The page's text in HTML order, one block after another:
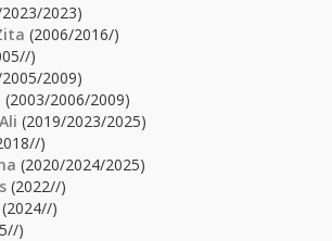
2023)
(2006/2016/)
)
2009)
(2003/2006/2009)
(2019/2023/2025)
)
(2020/2024/2025)
(2022//)
(2024//)
)